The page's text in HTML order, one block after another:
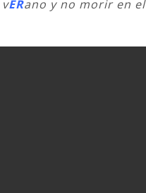
ERano y no morir en el